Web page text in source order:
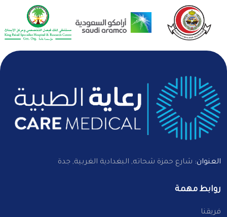
العنوان: شارع حمزة شحاته, البغدادية الغربية, جدة
روابط مهمة
فريقنا